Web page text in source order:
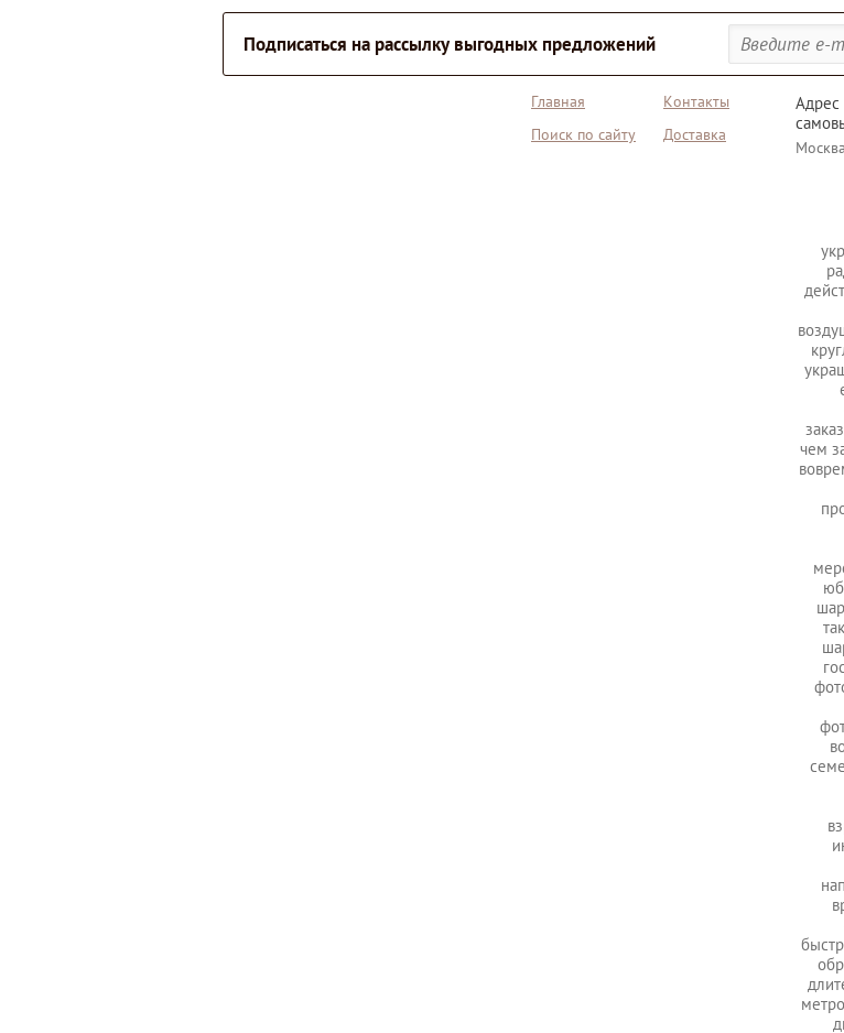
Подписаться на рассылку выгодных предложений
Главная
Контакты
Поиск по сайту
Доставка
Адрес
чем